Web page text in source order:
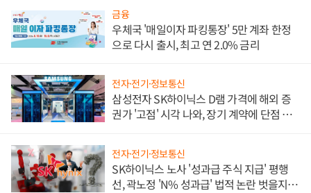
금융
우체국 '매일이자 파킹통장' 5만 계좌 한정
으로 다시 출시, 최고 연 2.0% 금리
전자·전기·정보통신
삼성전자 SK하이닉스 D램 가격에 해외 증
권가 '고점' 시각 나와, 장기 계약에 단점 부
전자·전기·정보통신
SK하이닉스 노사 '성과급 주식 지급' 평행
선, 곽노정 'N% 성과급' 법적 논란 벗을지 주